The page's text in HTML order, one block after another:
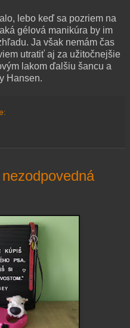
lebo keď sa pozriem na
gélová manikúra by im
Ja však nemám čas
utratiť aj za užitočnejšie
lakom ďalšiu šancu a
Hansen.